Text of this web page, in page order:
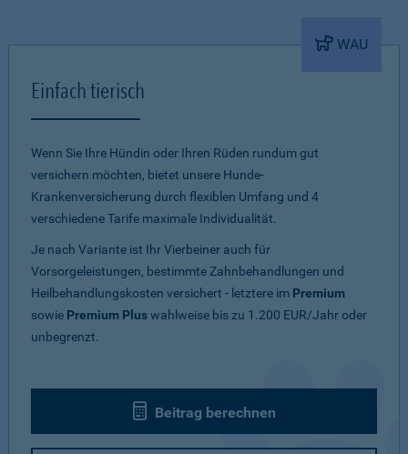
WAU
Einfach tierisch
Wenn Sie Ihre Hündin oder Ihren Rüden rundum gut
versichern möchten, bietet unsere Hunde-
Krankenversicherung durch flexiblen Umfang und 4
verschiedene Tarife maximale Individualität.
Je nach Variante ist Ihr Vierbeiner auch für
Vorsorgeleistungen, bestimmte Zahnbehandlungen und
Heilbehandlungskosten versichert - letztere im Premium
sowie Premium Pluswahlweise bis zu 1.200 EUR/Jahr oder
unbegrenzt.
Beitrag berechnen